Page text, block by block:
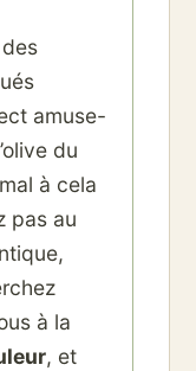
amuse-
du
à cela
pas au
à la
, et